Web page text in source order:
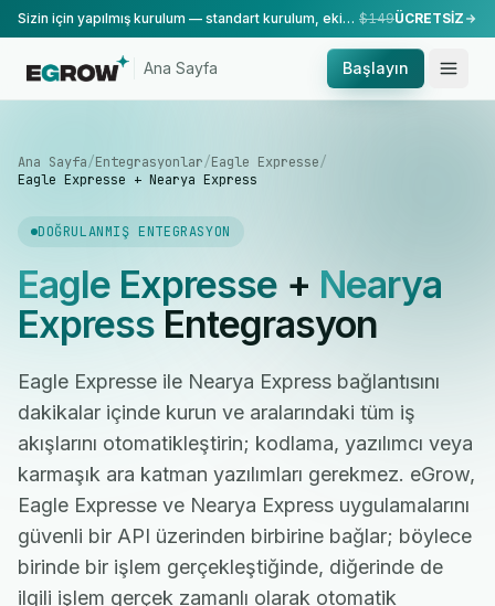
Sizin için yapılmış kurulum — standart kurulum, ekibimiz tarafından yapılır. $149ÜCRETSİZ
Ana Sayfa Başlayın
Ana Sayfa/Entegrasyonlar/Eagle Expresse/
Eagle Expresse + Nearya Express
DOĞRULANMIŞ ENTEGRASYON
Eagle Expresse+ Nearya
ExpressEntegrasyon
Eagle Expresse ile Nearya Express bağlantısını
dakikalar içinde kurun ve aralarındaki tüm iş
akışlarını otomatikleştirin; kodlama, yazılımcı veya
karmaşık ara katman yazılımları gerekmez. eGrow,
Eagle Expresse ve Nearya Express uygulamalarını
güvenli bir API üzerinden birbirine bağlar; böylece
birinde bir işlem gerçekleştiğinde, diğerinde de
ilgili işlem gerçek zamanlı olarak otomatik